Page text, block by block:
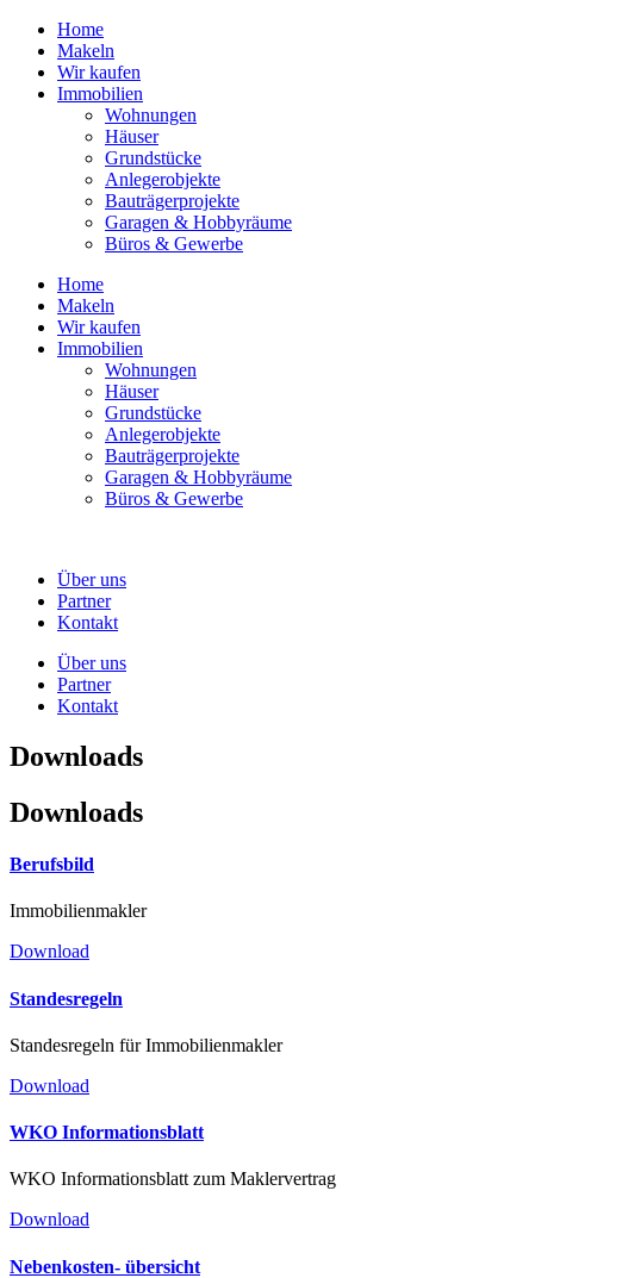
Home
Makeln
Wir kaufen
Immobilien
Wohnungen
Häuser
Grund­stücke
Anleger­objekte
Bauträ­ger­pro­jekte
Garagen & Hobbyräume
Büros & Gewerbe
Home
Makeln
Wir kaufen
Immobilien
Wohnungen
Häuser
Grund­stücke
Anleger­objekte
Bauträ­ger­pro­jekte
Garagen & Hobbyräume
Büros & Gewerbe
Über uns
Partner
Kontakt
Über uns
Partner
Kontakt
Downloads
Downloads
Berufsbild
Immobi­li­en­makler
Download
Standes­regeln
Standes­regeln für Immobilienmakler
Download
WKO Infor­ma­ti­ons­blatt
WKO Infor­ma­ti­ons­blatt zum Maklervertrag
Download
Neben­kosten- übersicht